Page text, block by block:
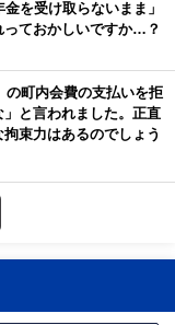
を受け取らないまま」
っておかしいですか…？
の町内会費の支払いを拒
と言われました。正直
束力はあるのでしょう